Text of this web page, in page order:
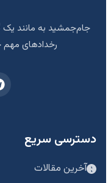
جام‌جمشید به مانند یک
رخدادهای مهم
دسترسی سریع
آخرین مقالات